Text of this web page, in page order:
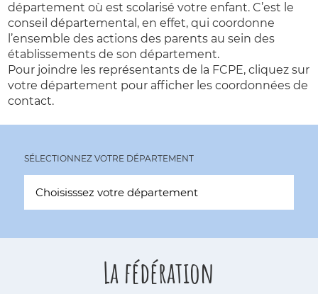
département où est scolarisé votre enfant. C’est le
conseil départemental, en effet, qui coordonne
l’ensemble des actions des parents au sein des
établissements de son département.
Pour joindre les représentants de la FCPE, cliquez sur
votre département pour afficher les coordonnées de
contact.
SÉLECTIONNEZ VOTRE DÉPARTEMENT
La fédération